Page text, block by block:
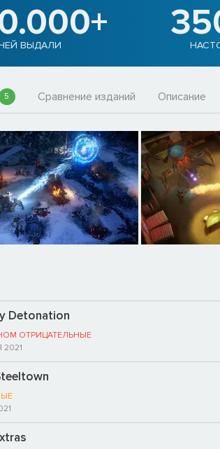
ВЫДАЛИ
5 Сравнение изданий Описание
Detonation
ОТРИЦАТЕЛЬНЫЕ
2021